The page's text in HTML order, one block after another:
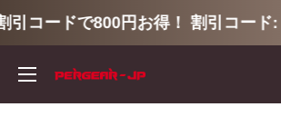
コードで800円お得！ 割引コード:
テ